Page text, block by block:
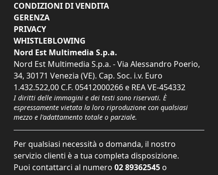
CONDIZIONI DI VENDITA
GERENZA
PRIVACY
WHISTLEBLOWING
Nord Est Multimedia S.p.a.
Nord Est Multimedia S.p.a. - Via Alessandro Poerio,
34, 30171 Venezia (VE). Cap. Soc. i.v. Euro
1.432.522,00 C.F. 05412000266 e REA VE-454332
I diritti delle immagini e dei testi sono riservati. È
espressamente vietata la loro riproduzione con qualsiasi
mezzo e l'adattamento totale o parziale.
Per qualsiasi necessità o domanda, il nostro
servizio clienti è a tua completa disposizione.
Puoi contattarci al numero 02 89362545 o